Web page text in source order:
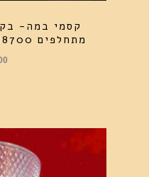
קסמי במה-
מתחלפים 18700 – מצורף סרטון 99